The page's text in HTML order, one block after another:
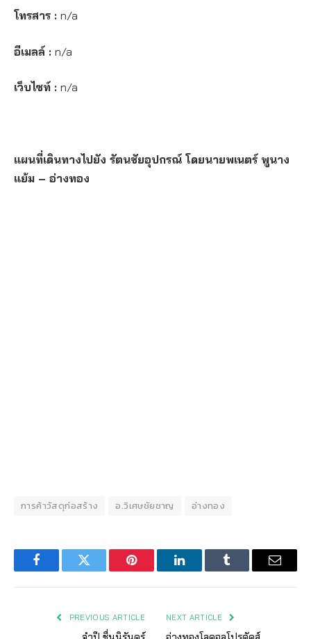
โทรสาร : n/a
อีเมลล์ : n/a
เว็บไซท์ : n/a
แผนที่เดินทางไปยัง รัตนชัยอุปกรณ์ โดยนายพเนตร์ พูนาง
แย้ม – อ่างทอง
การค้าวัสดุก่อสร้าง อ.วิเศษชัยชาญ อ่างทอง
FacebookTwitter Pinterest LinkedInTumblr Email
PREVIOUS ARTICLE NEXT ARTICLE